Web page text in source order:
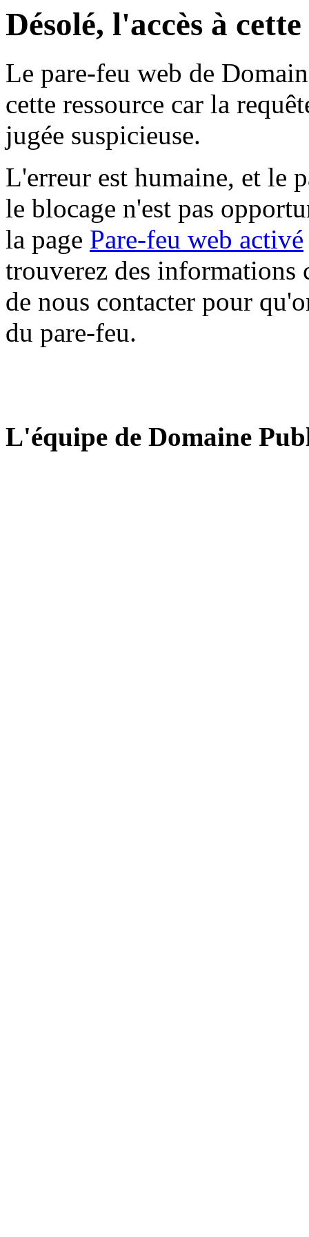
Désolé, l'accès à
Le pare-feu web de
cette ressource car la
jugée suspicieuse.
L'erreur est humaine, et le
le blocage n'est pas
la page Pare-feu web activé
trouverez des informations
de nous contacter pour
du pare-feu.
L'équipe de Domaine